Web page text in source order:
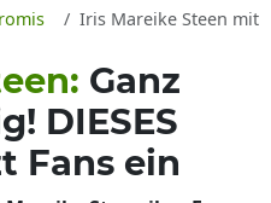
Iris Mareike Steen mit
Ganz
DIESES
Fans ein